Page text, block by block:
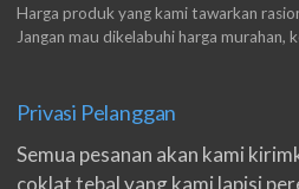
Harga produk yang kami tawarkan
Jangan mau dikelabuhi harga murahan,
Privasi Pelanggan
Semua pesanan akan kami
coklat tebal yang kami lapisi